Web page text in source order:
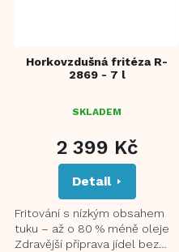
Horkovzdušná fritéza R-
2869 - 7 l
SKLADEM
2 399 Kč
Detail
Fritování s nízkým obsahem
tuku – až o 80 % méně oleje
Zdravější příprava jídel bez